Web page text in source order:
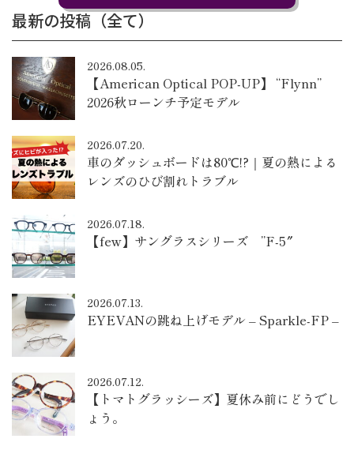
最新の投稿（全て）
2026.08.05.
【American Optical POP-UP】 “Flynn”
2026秋ローンチ予定モデル
2026.07.20.
車のダッシュボードは80℃!?｜夏の熱による
レンズのひび割れトラブル
2026.07.18.
【few】サングラスシリーズ ”F-5″
2026.07.13.
EYEVANの跳ね上げモデル – Sparkle-FP –
2026.07.12.
【トマトグラッシーズ】夏休み前にどうでし
ょう。